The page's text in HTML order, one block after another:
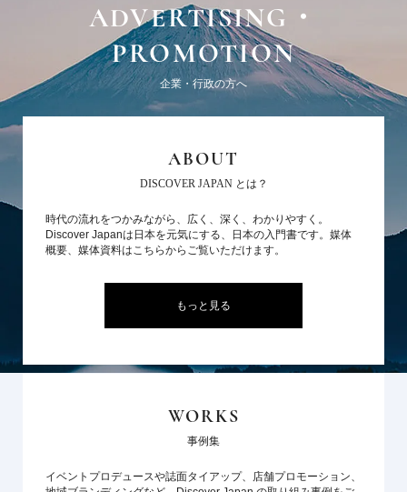
ADVERTISING・
PROMOTION
企業・行政の方へ
ABOUT
DISCOVER JAPAN とは？
時代の流れをつかみながら、広く、深く、わかりやすく。
Discover Japanは日本を元気にする、日本の入門書です。媒体
概要、媒体資料はこちらからご覧いただけます。
もっと見る
WORKS
事例集
イベントプロデュースや誌面タイアップ、店舗プロモーション、